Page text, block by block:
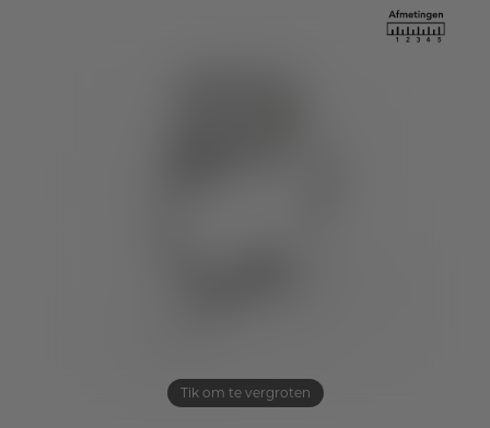
Tik om te vergroten